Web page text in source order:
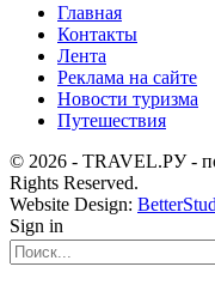
Главная
Контакты
Лента
Реклама на сайте
Новости туризма
Путешествия
© 2026 - TRAVEL.РУ -
Rights Reserved.
Website Design:
Sign in